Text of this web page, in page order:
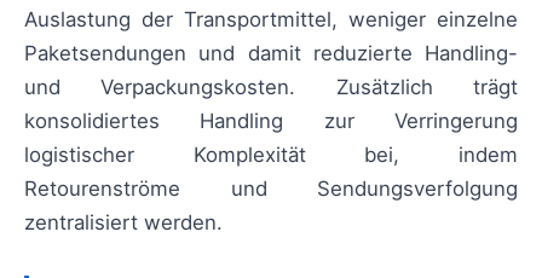
Auslastung der Transportmittel, weniger einzelne
Paketsendungen und damit reduzierte Handling-
und Verpackungskosten. Zusätzlich trägt
konsolidiertes Handling zur Verringerung
logistischer Komplexität bei, indem
Retourenströme und Sendungsverfolgung
zentralisiert werden.